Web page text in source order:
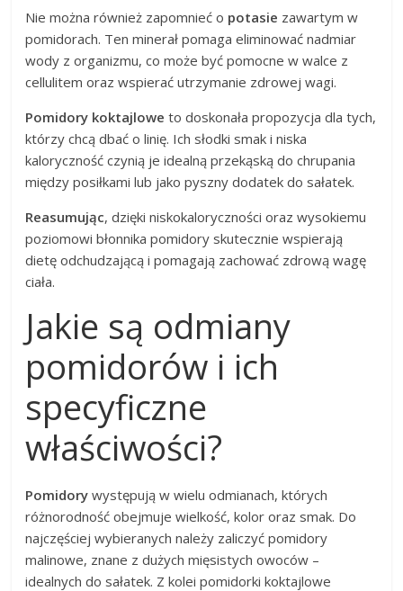
Nie można również zapomnieć o potasie zawartym w
pomidorach. Ten minerał pomaga eliminować nadmiar
wody z organizmu, co może być pomocne w walce z
cellulitem oraz wspierać utrzymanie zdrowej wagi.
Pomidory koktajlowe to doskonała propozycja dla tych,
którzy chcą dbać o linię. Ich słodki smak i niska
kaloryczność czynią je idealną przekąską do chrupania
między posiłkami lub jako pyszny dodatek do sałatek.
Reasumując, dzięki niskokaloryczności oraz wysokiemu
poziomowi błonnika pomidory skutecznie wspierają
dietę odchudzającą i pomagają zachować zdrową wagę
ciała.
Jakie są odmiany
pomidorów i ich
specyficzne
właściwości?
Pomidory występują w wielu odmianach, których
różnorodność obejmuje wielkość, kolor oraz smak. Do
najczęściej wybieranych należy zaliczyć pomidory
malinowe, znane z dużych mięsistych owoców –
idealnych do sałatek. Z kolei pomidorki koktajlowe